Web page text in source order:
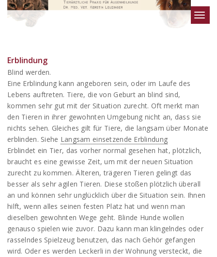
Erblindung
Blind werden.
Eine Erblindung kann angeboren sein, oder im Laufe des
Lebens auftreten. Tiere, die von Geburt an blind sind,
kommen sehr gut mit der Situation zurecht. Oft merkt man
den Tieren in ihrer gewohnten Umgebung nicht an, dass sie
nichts sehen. Gleiches gilt für Tiere, die langsam über Monate
erblinden. Siehe Langsam einsetzende Erblindung
Erblindet ein Tier, das vorher normal gesehen hat, plötzlich,
braucht es eine gewisse Zeit, um mit der neuen Situation
zurecht zu kommen. Älteren, trägeren Tieren gelingt das
besser als sehr agilen Tieren. Diese stoßen plötzlich überall
an und können sehr unglücklich über die Situation sein. Ihnen
hilft, wenn alles seinen festen Platz hat und wenn man
dieselben gewohnten Wege geht. Blinde Hunde wollen
genauso spielen wie zuvor. Dazu kann man klingelndes oder
rasselndes Spielzeug benutzen, das nach Gehör gefangen
wird. Oder es werden Leckerli in der Wohnung versteckt, die